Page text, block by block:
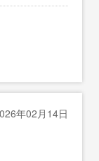
年02月14日